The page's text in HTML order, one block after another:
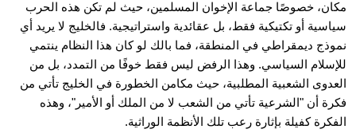
مكان، خصوصًا جماعة الإخوان المسلمين، حيث لم تكن هذه الحرب
سياسية أو تكتيكية فقط، بل عقائدية واستراتيجية. فالخليج لا يريد أي
نموذج ديمقراطي في المنطقة، فما بالك لو كان هذا النظام ينتمي
للإسلام السياسي. وهذا الرفض ليس فقط خوفًا من التمدد، بل من
العدوى الشعبية المطلبية، حيث مكامن الخطورة في الخليج تأتي من
فكرة أن "الشرعية تأتي من الشعب لا من الملك أو الأمير"، وهذه
الفكرة كفيلة بإثارة رعب تلك الأنظمة الوراثية.